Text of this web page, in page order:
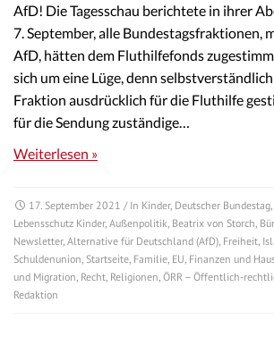
AfD! Die Tagesschau berichtete in ihrer
7. September, alle Bundestagsfraktionen,
AfD, hätten dem Fluthilfefonds
sich um eine Lüge, denn
Fraktion ausdrücklich für die Fluthilfe
für die Sendung zuständige…
Weiterlesen »
17. September 2021 / In Kinder, Deutscher Bundestag,
Lebensschutz Kinder, Außenpolitik, Beatrix von Storch,
Newsletter, Alternative für Deutschland (AfD), Freiheit,
Schuldenunion, Startseite, Familie, EU, Finanzen und
und Migration, Recht, Religionen, ÖRR – Öffentlich-
Redaktion